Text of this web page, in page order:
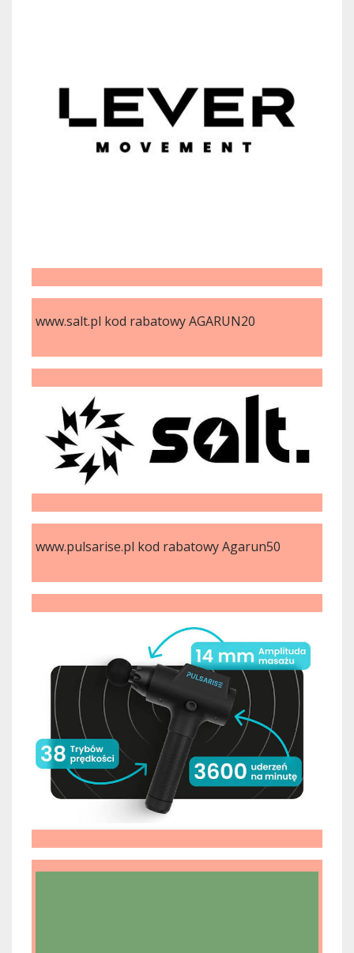
www.salt.pl kod rabatowy AGARUN20
www.pulsarise.pl kod rabatowy Agarun50